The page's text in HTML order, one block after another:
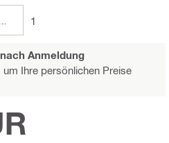
1
Anmeldung
um Ihre persönlichen Preise